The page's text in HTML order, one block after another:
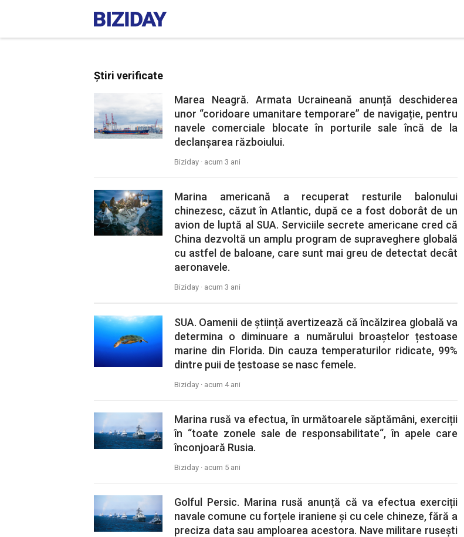
Știri verificate
Marea Neagră. Armata Ucraineană anunță deschiderea
unor “coridoare umanitare temporare” de navigație, pentru
navele comerciale blocate în porturile sale încă de la
declanșarea războiului.
Biziday · acum 3 ani
Marina americană a recuperat resturile balonului
chinezesc, căzut în Atlantic, după ce a fost doborât de un
avion de luptă al SUA. Serviciile secrete americane cred că
China dezvoltă un amplu program de supraveghere globală
cu astfel de baloane, care sunt mai greu de detectat decât
aeronavele.
Biziday · acum 3 ani
SUA. Oamenii de știință avertizează că încălzirea globală va
determina o diminuare a numărului broaștelor țestoase
marine din Florida. Din cauza temperaturilor ridicate, 99%
dintre puii de țestoase se nasc femele.
Biziday · acum 4 ani
Marina rusă va efectua, în următoarele săptămâni, exerciții
în “toate zonele sale de responsabilitate“, în apele care
înconjoară Rusia.
Biziday · acum 5 ani
Golful Persic. Marina rusă anunță că va efectua exerciții
navale comune cu forțele iraniene și cu cele chineze, fără a
preciza data sau amploarea acestora. Nave militare rusești